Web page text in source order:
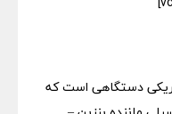
دستگاهی است که